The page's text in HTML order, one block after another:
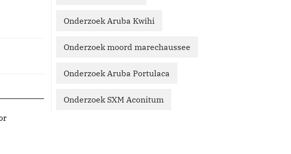
Onderzoek Aruba Kwihi
Onderzoek moord marechaussee
Onderzoek Aruba Portulaca
Onderzoek SXM Aconitum